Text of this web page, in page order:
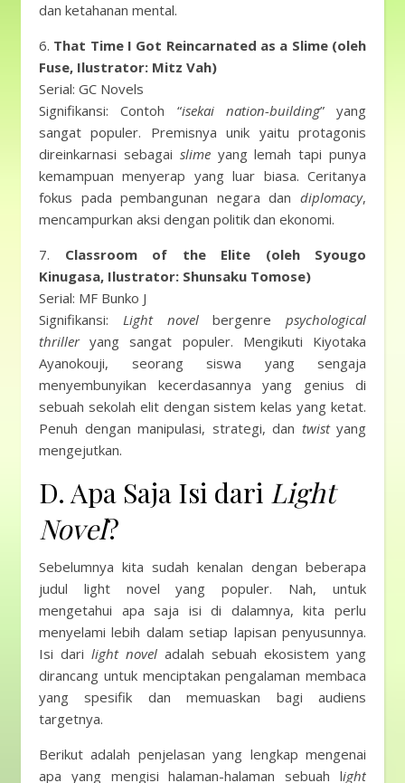
dan ketahanan mental.
6. That Time I Got Reincarnated as a Slime (oleh
Fuse, Ilustrator: Mitz Vah)
Serial: GC Novels
Signifikansi: Contoh “isekai nation-building” yang
sangat populer. Premisnya unik yaitu protagonis
direinkarnasi sebagai slimeyang lemah tapi punya
kemampuan menyerap yang luar biasa. Ceritanya
fokus pada pembangunan negara dan diplomacy,
mencampurkan aksi dengan politik dan ekonomi.
7. Classroom of the Elite (oleh Syougo
Kinugasa, Ilustrator: Shunsaku Tomose)
Serial: MF Bunko J
Signifikansi: Light novelbergenre psychological
thrilleryang sangat populer. Mengikuti Kiyotaka
Ayanokouji, seorang siswa yang sengaja
menyembunyikan kecerdasannya yang genius di
sebuah sekolah elit dengan sistem kelas yang ketat.
Penuh dengan manipulasi, strategi, dan twist yang
mengejutkan.
D. Apa Saja Isi dari Light
Novel?
Sebelumnya kita sudah kenalan dengan beberapa
judul light novel yang populer. Nah, untuk
mengetahui apa saja isi di dalamnya, kita perlu
menyelami lebih dalam setiap lapisan penyusunnya.
Isi dari light novel adalah sebuah ekosistem yang
dirancang untuk menciptakan pengalaman membaca
yang spesifik dan memuaskan bagi audiens
targetnya.
Berikut adalah penjelasan yang lengkap mengenai
apa yang mengisi halaman-halaman sebuah light